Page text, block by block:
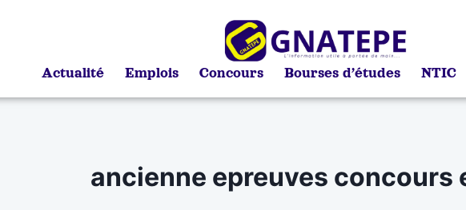
Actualité Emplois Concours Bourses d’études NTIC
ancienne epreuves concours